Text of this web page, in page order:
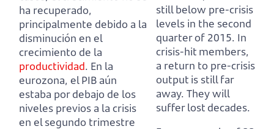
ha recuperado,
principalmente debido a la
disminución en el
crecimiento de la
productividad. En la
eurozona, el PIB aún
estaba por debajo de los
niveles previos a la crisis
en el segundo trimestre
still below pre-crisis
levels in the second
quarter of 2015. In
crisis-hit members,
a return to pre-crisis
output is still far
away. They will
suffer lost decades.